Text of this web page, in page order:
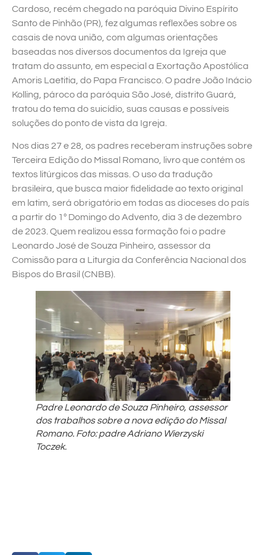
Cardoso, recém chegado na paróquia Divino Espírito
Santo de Pinhão (PR), fez algumas reflexões sobre os
casais de nova união, com algumas orientações
baseadas nos diversos documentos da Igreja que
tratam do assunto, em especial a Exortação Apostólica
Amoris Laetitia, do Papa Francisco. O padre João Inácio
Kolling, pároco da paróquia São José, distrito Guará,
tratou do tema do suicídio, suas causas e possíveis
soluções do ponto de vista da Igreja.
Nos dias 27 e 28, os padres receberam instruções sobre
Terceira Edição do Missal Romano, livro que contém os
textos litúrgicos das missas. O uso da tradução
brasileira, que busca maior fidelidade ao texto original
em latim, será obrigatório em todas as dioceses do país
a partir do 1º Domingo do Advento, dia 3 de dezembro
de 2023. Quem realizou essa formação foi o padre
Leonardo José de Souza Pinheiro, assessor da
Comissão para a Liturgia da Conferência Nacional dos
Bispos do Brasil (CNBB).
Padre Leonardo de Souza Pinheiro, assessor
dos trabalhos sobre a nova edição do Missal
Romano. Foto: padre Adriano Wierzyski
Toczek.